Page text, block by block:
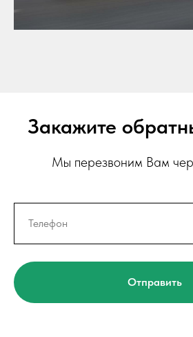
Закажите
Мы перезвоним Вам
Отправить